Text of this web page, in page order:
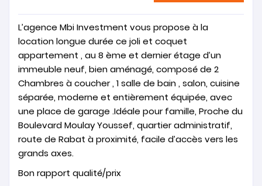
L’agence Mbi Investment vous propose à la
location longue durée ce joli et coquet
appartement , au 8 ème et dernier étage d’un
immeuble neuf, bien aménagé, composé de 2
Chambres à coucher , 1 salle de bain , salon, cuisine
séparée, moderne et entièrement équipée, avec
une place de garage .Idéale pour famille, Proche du
Boulevard Moulay Youssef, quartier administratif,
route de Rabat à proximité, facile d’accès vers les
grands axes.
Bon rapport qualité/prix